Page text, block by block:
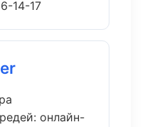
14-17
онлайн-